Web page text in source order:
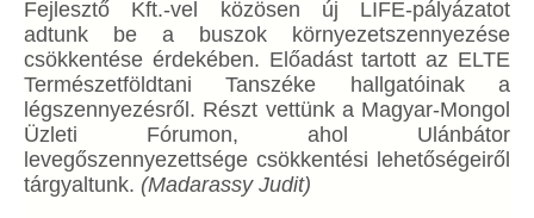
Fejlesztő Kft.-vel közösen új LIFE-pályázatot
adtunk be a buszok környezetszennyezése
csökkentése érdekében. Előadást tartott az ELTE
Természetföldtani Tanszéke hallgatóinak a
légszennyezésről. Részt vettünk a Magyar-Mongol
Üzleti Fórumon, ahol Ulánbátor
levegőszennyezettsége csökkentési lehetőségeiről
tárgyaltunk. (Madarassy Judit)